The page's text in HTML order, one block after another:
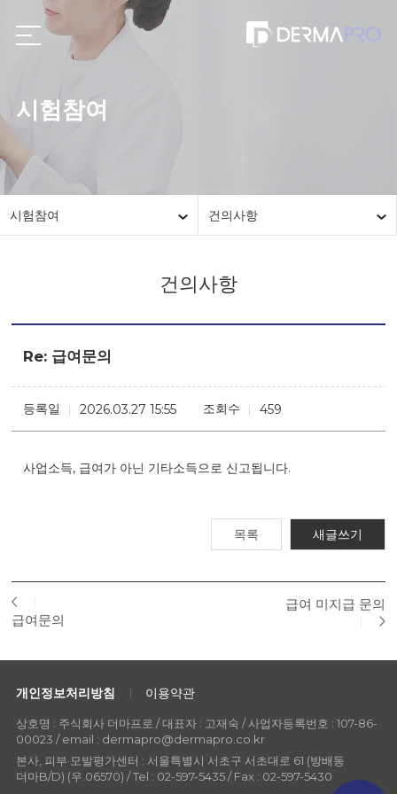
시험참여
시험참여 건의사항
건의사항
Re: 급여문의
등록일 2026.03.27 15:55 조회수 459
사업소득, 급여가 아닌 기타소득으로 신고됩니다.
목록 새글쓰기
급여문의
급여 미지급 문의
개인정보처리방침 이용약관
상호명 : 주식회사 더마프로 / 대표자 : 고재숙 / 사업자등록번호 : 107-86-
00023 / email : dermapro@dermapro.co.kr
본사, 피부·모발평가센터 : 서울특별시 서초구 서초대로 61 (방배동
더마B/D) (우.06570) / Tel : 02-597-5435 / Fax : 02-597-5430